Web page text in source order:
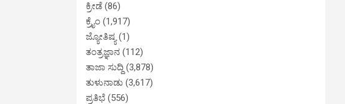
ಕ್ರೀಡೆ (86)
ಕ್ರೈಂ (1,917)
ಜ್ಯೋತಿಷ್ಯ(1)
ತಂತ್ರಜ್ಞಾನ (112)
ತಾಜಾ ಸುದ್ದಿ (3,878)
ತುಳುನಾಡು (3,617)
ಪ್ರತಿಭೆ (556)